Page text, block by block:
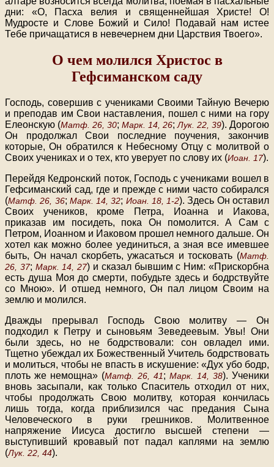
дни: «О, Пасха велия и священнейшая Христе! О!
Мудросте и Слове Божий и Сило! Подавай нам истее
Тебе причащатися в невечернем дни Царствия Твоего».
О чем молился Христос в
Гефсиманском саду
Господь, совершив с учениками Своими Тайную Вечерю
и преподав им Свои наставления, пошел с ними на гору
Елеонскую (Матф. 26, 30; Марк. 14, 26; Лук. 22, 39). Дорогою
Он продолжал Свои последние поучения, закончив
которые, Он обратился к Небесному Отцу с молитвой о
Своих учениках и о тех, кто уверует по слову их (Иоан. 17).
Перейдя Кедронский поток, Господь с учениками вошел в
Гефсиманский сад, где и прежде с ними часто собирался
(Матф. 26, 36; Марк. 14, 32; Иоан. 18, 1-2). Здесь Он оставил
Своих учеников, кроме Петра, Иоанна и Иакова,
приказав им посидеть, пока Он помолится. А Сам с
Петром, Иоанном и Иаковом прошел немного дальше. Он
хотел как можно более уединиться, а зная все имевшее
быть, Он начал скорбеть, ужасаться и тосковать (Матф.
26, 37; Марк. 14, 27) и сказал бывшим с Ним: «Прискорбна
есть душа Моя до смерти, побудьте здесь и бодрствуйте
со Мною». И отшед немного, Он пал лицом Своим на
землю и молился.
Дважды прерывал Господь Свою молитву — Он
подходил к Петру и сыновьям Зеведеевым. Увы! Они
были здесь, но не бодрствовали: сон овладел ими.
Тщетно убеждал их Божественный Учитель бодрствовать
и молиться, чтобы не впасть в искушение: «Дух убо бодр,
плоть же немощна» (Матф. 26, 41; Марк. 14, 38). Ученики
вновь засыпали, как только Спаситель отходил от них,
чтобы продолжать Свою молитву, которая кончилась
лишь тогда, когда приблизился час предания Сына
Человеческого в руки грешников. Молитвенное
напряжение Иисуса достигло высшей степени —
выступивший кровавый пот падал каплями на землю
(Лук. 22, 44).